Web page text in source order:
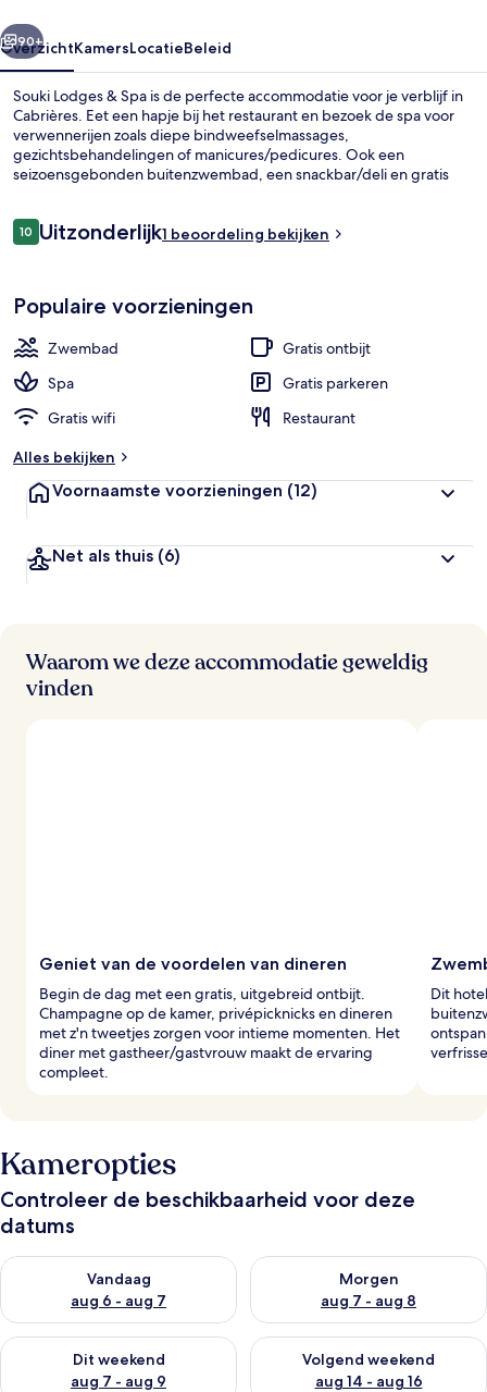
Volgende
90+
OverzichtKamersLocatieBeleid
Souki Lodges & Spa is de perfecte accommodatie voor je verblijf in
Cabrières. Eet een hapje bij het restaurant en bezoek de spa voor
verwennerijen zoals diepe bindweefselmassages,
gezichtsbehandelingen of manicures/pedicures. Ook een
seizoensgebonden buitenzwembad, een snackbar/deli en gratis
Beoordelingen
1010 op 10 –
Uitzonderlijk1 beoordeling bekijken
Populaire voorzieningen
Zwembad
Gratis ontbijt
Spa
Gratis parkeren
Gratis wifi
Restaurant
Alles bekijken
Voornaamste voorzieningen (12)
Net als thuis (6)
Waarom we deze accommodatie geweldig
vinden
Geniet van de voordelen van dineren
Begin de dag met een gratis, uitgebreid ontbijt.
Champagne op de kamer, privépicknicks en dineren
met z'n tweetjes zorgen voor intieme momenten. Het
diner met gastheer/gastvrouw maakt de ervaring
compleet.
Dit
Kameropties
Controleer de beschikbaarheid voor deze
datums
Vandaag
aug 6 - aug 7
De beschikbaarheid controleren voor vanavond aug 6 - aug 7
Morgen
aug 7 - aug 8
De beschikbaarheid
Dit weekend
aug 7 - aug 9
De beschikbaarheid controleren voor dit weekend aug 7 -
Volgend weekend
aug 14 - aug 16
De beschikbaarheid